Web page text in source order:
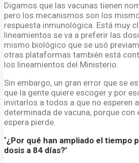
Digamos que las vacunas tienen
pero los mecanismos son los
respuesta inmunológica. Está muy
lineamientos se va a preferir las
mismo biológico que se usó
otras plataformas también está
los lineamientos del Ministerio.
Sin embargo, un gran error que se
que la gente quiere escoger y por
invitarlos a todos a que no esperen
determinada de vacuna, porque con
espera pierde.
‘¿Por qué han ampliado el tiempo
dosis a 84 días?’